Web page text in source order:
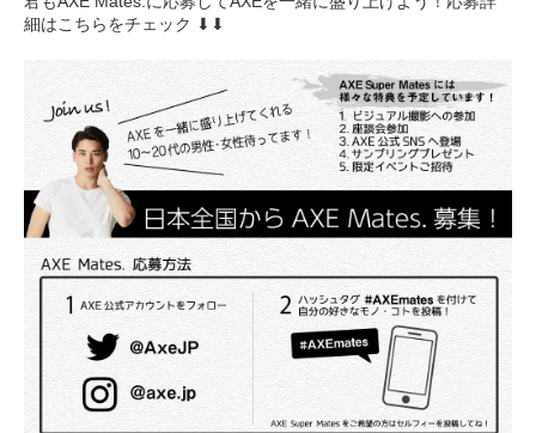
細はこちらをチェック ⬇︎⬇︎